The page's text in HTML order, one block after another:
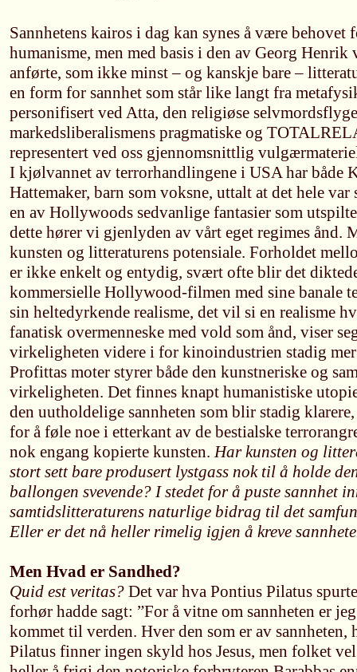
Sannhetens kairos i dag kan synes å være
humanisme, men med basis i den av Georg
anførte, som ikke minst – og kanskje bare –
en form for sannhet som står like langt fra
personifisert ved Atta, den religiøse
markedsliberalismens pragmatiske og
representert ved oss gjennomsnittlig
I kjølvannet av terrorhandlingene i USA har både
Hattemaker, barn som voksne, uttalt at det hele
en av Hollywoods sedvanlige fantasier som
dette hører vi gjenlyden av vårt eget regimes ånd.
kunsten og litteraturens potensiale. Forholdet
er ikke enkelt og entydig, svært ofte blir det
kommersielle Hollywood-filmen med sine banale
sin heltedyrkende realisme, det vil si en realisme
fanatisk overmenneske med vold som ånd, viser
virkeligheten videre i for kinoindustrien stadig
Profittas moter styrer både den kunstneriske og
virkeligheten. Det finnes knapt humanistiske
den uutholdelige sannheten som blir stadig
for å føle noe i etterkant av de bestialske
nok engang kopierte kunsten.Har kunsten og
stort sett bare produsert lystgass nok til å holde
ballongen svevende? I stedet for å puste sannhet
samtidslitteraturens naturlige bidrag til det
Eller er det nå heller rimelig igjen å kreve
Men Hvad er Sandhed?
Quid est veritas? Det var hva Pontius Pilatus
forhør hadde sagt: ”For å vitne om sannheten er
kommet til verden. Hver den som er av sannheten,
Pilatus finner ingen skyld hos Jesus, men folket